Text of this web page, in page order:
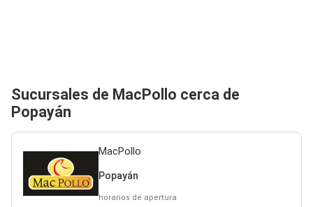
Sucursales de MacPollo cerca de
Popayán
MacPollo
Popayán
horarios de apertura